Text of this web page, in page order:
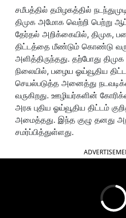
சமீபத்தில் தமிழகத்தில்
திமுக அமோக வெற்றி பெற்று
தேர்தல் அறிக்கையில், திமுக,
திட்டத்தை மீண்டும் கொண்டு
அளித்திருந்தது. தற்போது
நிலையில், பழைய ஓய்வூதிய
செயல்படுத்த அனைத்து
வருகிறது. ஊழியர்களின்
அரசு புதிய ஓய்வூதிய திட்டம்
அமைத்தது. இந்த குழு தனது
சமர்ப்பித்துள்ளது.